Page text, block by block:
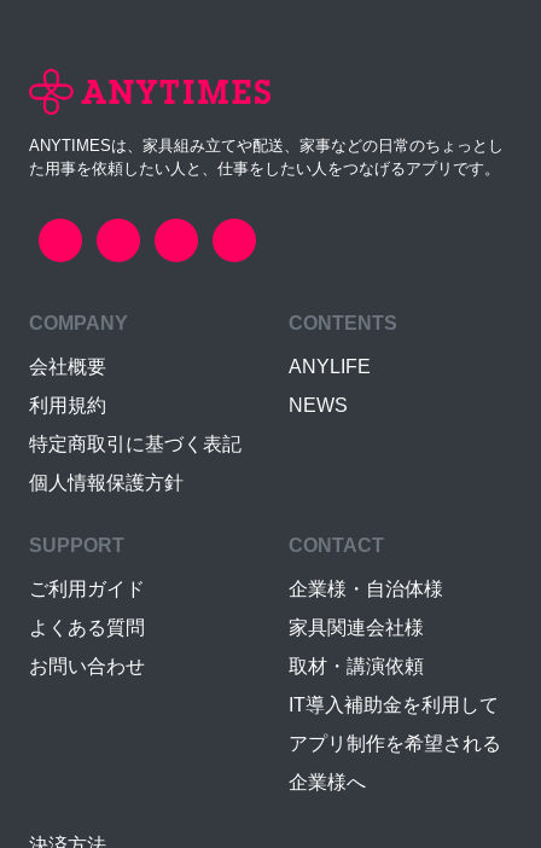
ANYTIMESは、家具組み立てや配送、家事などの日常のちょっとし
た用事を依頼したい人と、仕事をしたい人をつなげるアプリです。
COMPANY
会社概要
利用規約
特定商取引に基づく表記
個人情報保護方針
CONTENTS
ANYLIFE
NEWS
SUPPORT
ご利用ガイド
よくある質問
お問い合わせ
CONTACT
企業様・自治体様
家具関連会社様
取材・講演依頼
IT導入補助金を利用して
アプリ制作を希望される
企業様へ